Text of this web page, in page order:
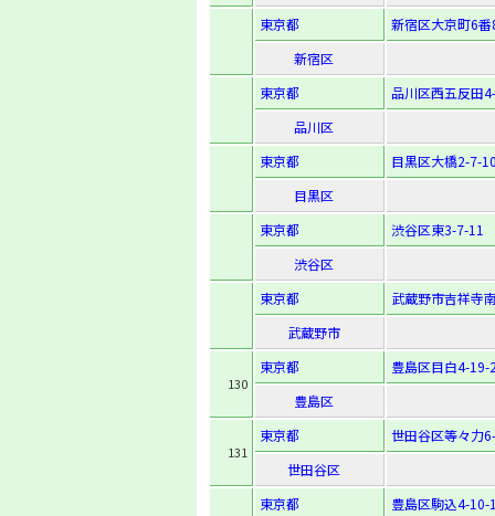
東京都
新宿区大京町6番
新宿区
東京都
品川区西五反田
品川区
東京都
目黒区大橋2-7-
目黒区
東京都
渋谷区東3-7-11
渋谷区
東京都
武蔵野市吉祥寺
武蔵野市
130
東京都
豊島区目白4-19-
豊島区
131
東京都
世田谷区等々力
世田谷区
東京都
豊島区駒込4-10-